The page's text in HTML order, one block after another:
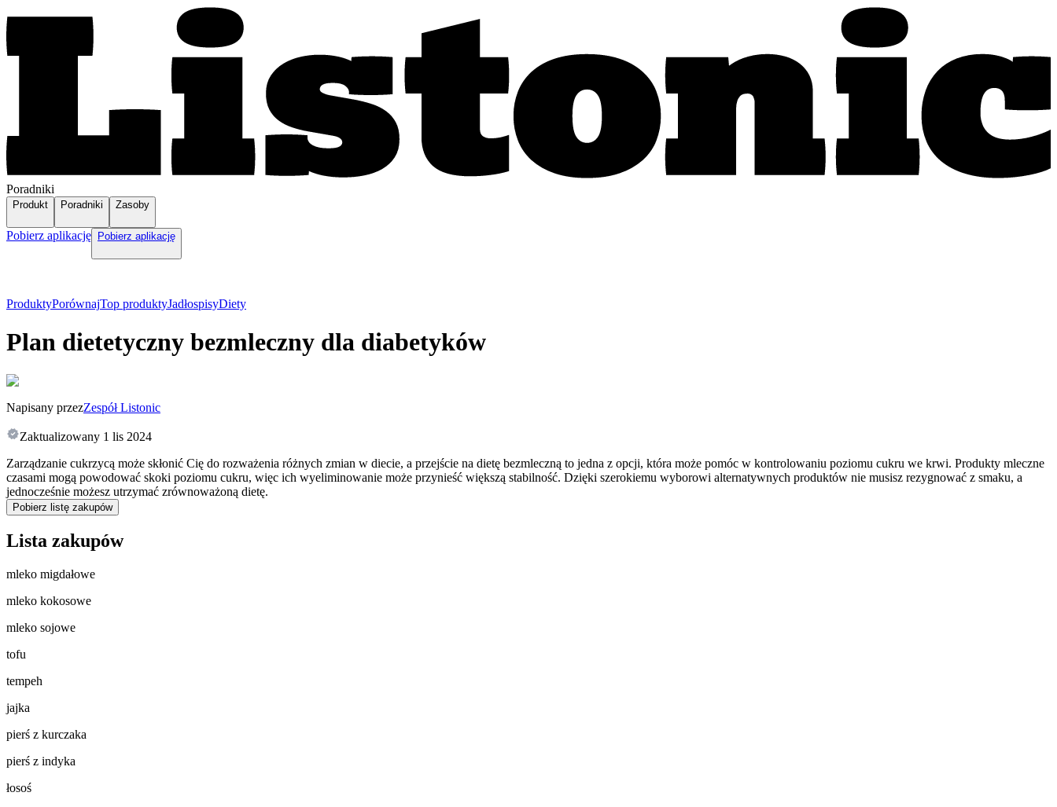
Poradniki
Produkt Poradniki Zasoby
Pobierz aplikację Pobierz aplikację
ProduktyPorównajTop produktyJadłospisyDiety
Plan dietetyczny bezmleczny dla diabetyków
Napisany przezZespół Listonic
Zaktualizowany 1 lis 2024
Zarządzanie cukrzycą może skłonić Cię do rozważenia różnych zmian w diecie, a przejście na dietę bezmleczną to jedna z opcji, która może pomóc w kontrolowaniu poziomu cukru we krwi. Produkty mleczne
czasami mogą powodować skoki poziomu cukru, więc ich wyeliminowanie może przynieść większą stabilność. Dzięki szerokiemu wyborowi alternatywnych produktów nie musisz rezygnować z smaku, a
jednocześnie możesz utrzymać zrównoważoną dietę.
Pobierz listę zakupów
Lista zakupów
mleko migdałowe
mleko kokosowe
mleko sojowe
tofu
tempeh
jajka
pierś z kurczaka
pierś z indyka
łosoś